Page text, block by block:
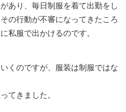
あり、毎日制服を着て出勤をし
の行動が不審になってきたころ
私服で出かけるのです。
くのですが、服装は制服ではな
てきました。